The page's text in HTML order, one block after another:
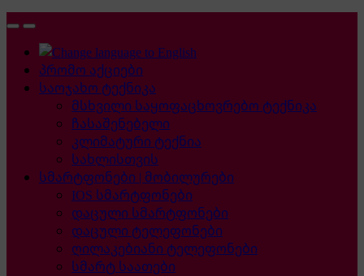
პრომო აქციები
საოჯახო ტექნიკა
მსხვილი საყოფაცხოვრებო ტექნიკა
ჩასაშენებელი
კლიმატური ტექნია
სახლისთვის
სმარტფონები | მობილურები
IOS სმარტფონები
დაცული სმარტფონები
დაცული ტელეფონები
ღილაკებიანი ტელეფონები
სმარტ საათები